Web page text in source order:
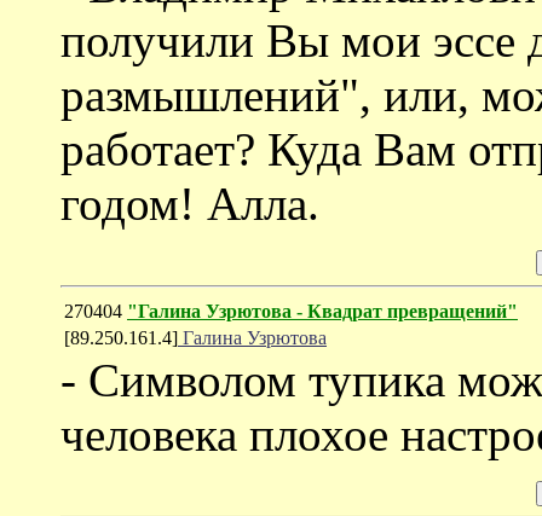
получили Вы мои эссе
размышлений", или,
работает? Куда Вам
годом! Алла.
270404 "Галина Узрютова - Квадрат превращений"
[89.250.161.4] Галина Узрютова
- Символом тупика
человека плохое